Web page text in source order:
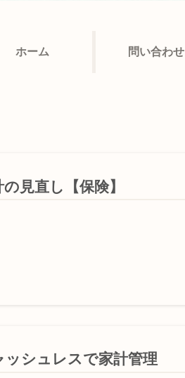
ホーム 問い合わせ
見直し【保険】
ッシュレスで家計管理